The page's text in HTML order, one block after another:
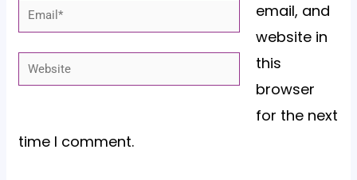
Email*
Website
email, and
website in
this
browser
for the next
time I comment.